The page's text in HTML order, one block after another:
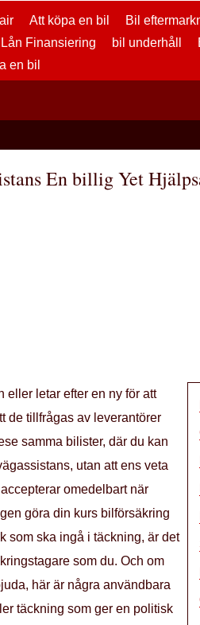
Att köpa en bil Bil
Finansiering bil underhåll
en bil
En billig Yet
eller letar efter en ny för att
de tillfrågas av leverantörer
samma bilister, där du kan
utan att ens veta
omedelbart när
göra din kurs bilförsäkring
som ska ingå i täckning, är det
som du. Och om
här är några användbara
täckning som ger en politisk